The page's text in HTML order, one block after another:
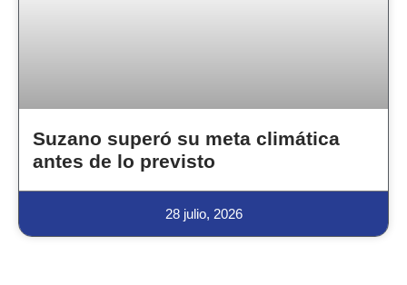
Suzano superó su meta climática
antes de lo previsto
28 julio, 2026